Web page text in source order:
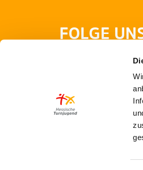
FOLGE